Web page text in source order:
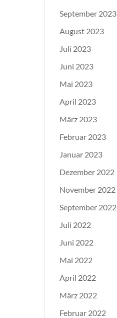
September 2023
August 2023
Juli 2023
Juni 2023
Mai 2023
April 2023
März 2023
Februar 2023
Januar 2023
Dezember 2022
November 2022
September 2022
Juli 2022
Juni 2022
Mai 2022
April 2022
März 2022
Februar 2022